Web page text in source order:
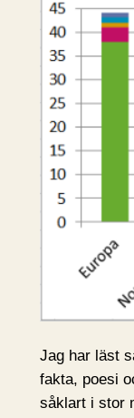
Jag har läst
fakta, poesi
såklart i stor